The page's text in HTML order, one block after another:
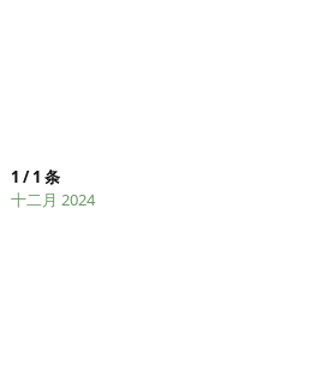
1 /1 条
十二月 2024